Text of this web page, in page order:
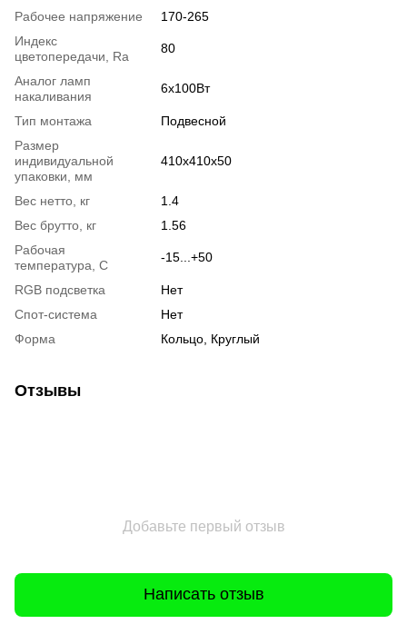
Рабочее напряжение
170-265
Индекс
цветопередачи, Ra
80
Аналог ламп
накаливания
6х100Вт
Тип монтажа
Подвесной
Размер
индивидуальной
упаковки, мм
410x410x50
Вес нетто, кг
1.4
Вес брутто, кг
1.56
Рабочая
температура, С
-15...+50
RGB подсветка
Нет
Спот-система
Нет
Форма
Кольцо, Круглый
Отзывы
Добавьте первый отзыв
Написать отзыв